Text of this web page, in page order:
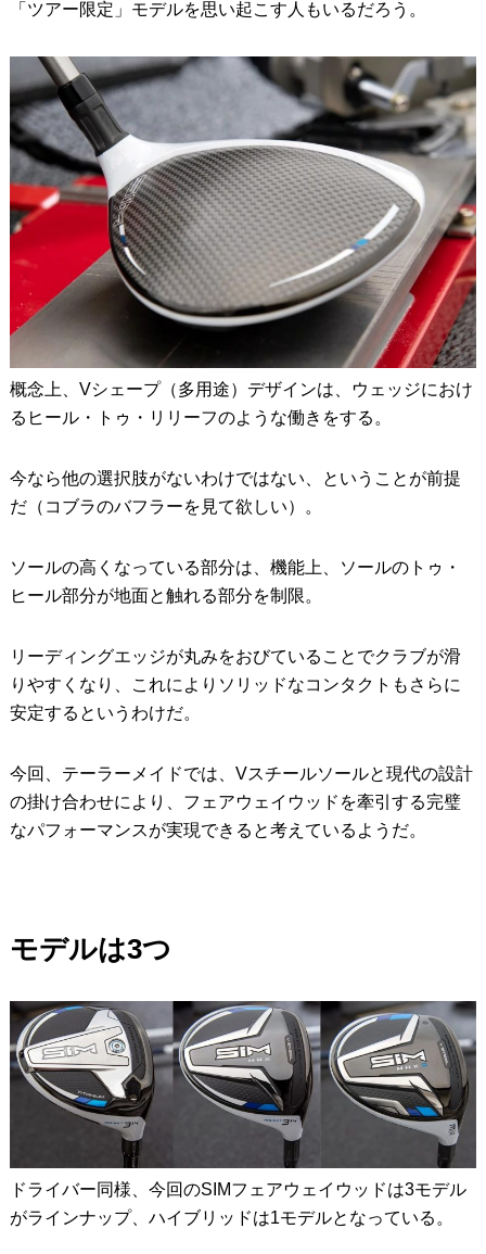
「ツアー限定」モデルを思い起こす人もいるだろう。
概念上、Vシェープ（多用途）デザインは、ウェッジにおけ
るヒール・トゥ・リリーフのような働きをする。
今なら他の選択肢がないわけではない、ということが前提
だ（コブラのバフラーを見て欲しい）。
ソールの高くなっている部分は、機能上、ソールのトゥ・
ヒール部分が地面と触れる部分を制限。
リーディングエッジが丸みをおびていることでクラブが滑
りやすくなり、これによりソリッドなコンタクトもさらに
安定するというわけだ。
今回、テーラーメイドでは、Vスチールソールと現代の設計
の掛け合わせにより、フェアウェイウッドを牽引する完璧
なパフォーマンスが実現できると考えているようだ。
モデルは3つ
ドライバー同様、今回のSIMフェアウェイウッドは3モデル
がラインナップ、ハイブリッドは1モデルとなっている。